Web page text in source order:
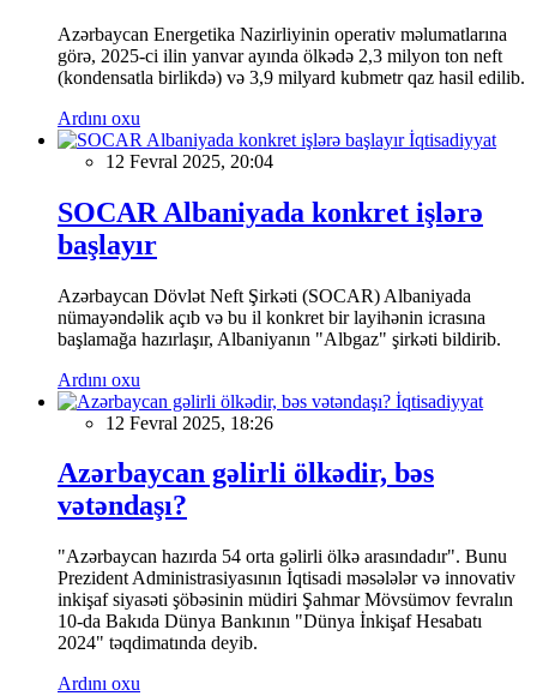
Azərbaycan Energetika Nazirliyinin operativ məlumatlarına
görə, 2025-ci ilin yanvar ayında ölkədə 2,3 milyon ton neft
(kondensatla birlikdə) və 3,9 milyard kubmetr qaz hasil edilib.
Ardını oxu
İqtisadiyyat
12 Fevral 2025, 20:04
SOCAR Albaniyada konkret işlərə
başlayır
Azərbaycan Dövlət Neft Şirkəti (SOCAR) Albaniyada
nümayəndəlik açıb və bu il konkret bir layihənin icrasına
başlamağa hazırlaşır, Albaniyanın "Albgaz" şirkəti bildirib.
Ardını oxu
İqtisadiyyat
12 Fevral 2025, 18:26
Azərbaycan gəlirli ölkədir, bəs
vətəndaşı?
"Azərbaycan hazırda 54 orta gəlirli ölkə arasındadır". Bunu
Prezident Administrasiyasının İqtisadi məsələlər və innovativ
inkişaf siyasəti şöbəsinin müdiri Şahmar Mövsümov fevralın
10-da Bakıda Dünya Bankının "Dünya İnkişaf Hesabatı
2024" təqdimatında deyib.
Ardını oxu